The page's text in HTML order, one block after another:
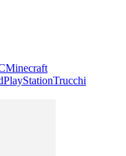
Minecraft
PlayStationTrucchi